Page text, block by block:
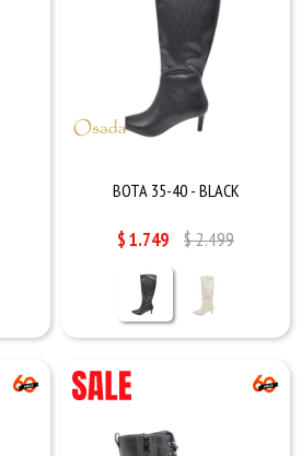
BOTA 35-40 - BLACK
$1.749 $2.499